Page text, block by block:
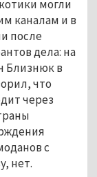
могли
каналам и в
после
дела: на
Близнюк в
что
через
с
нет.